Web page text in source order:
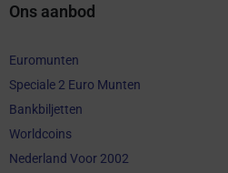
Ons aanbod
Euromunten
Speciale 2 Euro Munten
Bankbiljetten
Worldcoins
Nederland Voor 2002